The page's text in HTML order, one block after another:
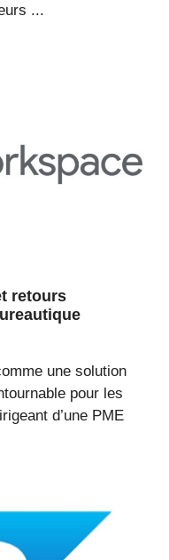
...
retours
une solution
pour les
d’une PME